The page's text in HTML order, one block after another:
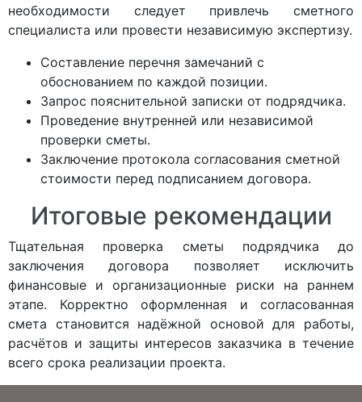
необходимости следует привлечь сметного
специалиста или провести независимую экспертизу.
Составление перечня замечаний с
обоснованием по каждой позиции.
Запрос пояснительной записки от подрядчика.
Проведение внутренней или независимой
проверки сметы.
Заключение протокола согласования сметной
стоимости перед подписанием договора.
Итоговые рекомендации
Тщательная проверка сметы подрядчика до
заключения договора позволяет исключить
финансовые и организационные риски на раннем
этапе. Корректно оформленная и согласованная
смета становится надёжной основой для работы,
расчётов и защиты интересов заказчика в течение
всего срока реализации проекта.